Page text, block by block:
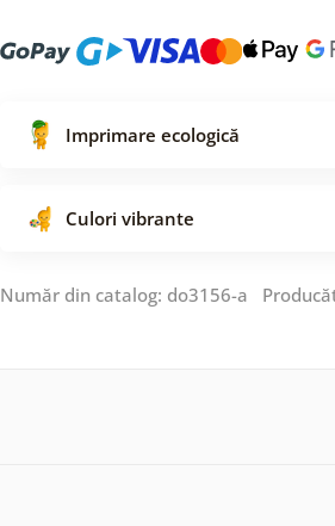
Imprimare ecologică
Culori vibrante
Număr din catalog: do3156-a